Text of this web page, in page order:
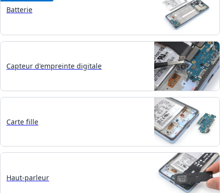
Batterie
Capteur d'empreinte digitale
Carte fille
Haut-parleur